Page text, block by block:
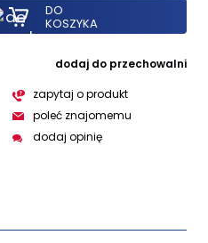
DO
KOSZYKA
dodaj do przechowalni
zapytaj o produkt
poleć znajomemu
dodaj opinię